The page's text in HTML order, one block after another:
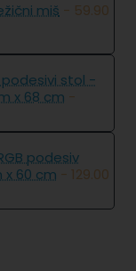
miš - 59.90
podesivi stol -
x 68 cm -
podesiv
x 60 cm - 129.00